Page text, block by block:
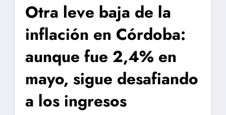
Otra leve baja de la
inflación en Córdoba:
aunque fue 2,4% en
mayo, sigue desafiando
a los ingresos